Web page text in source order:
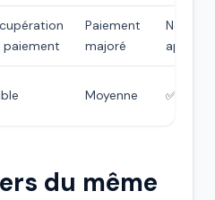
paiement
Paiement
majoré
Non
Moyenne ✅ Forte
du même